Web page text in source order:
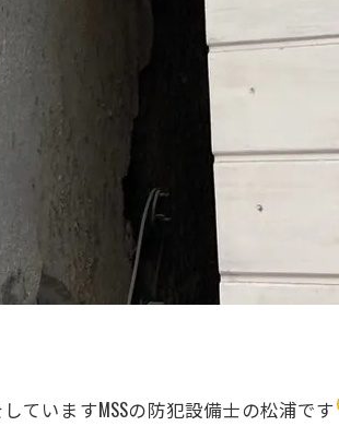
ていますMSSの防犯設備士の松浦です